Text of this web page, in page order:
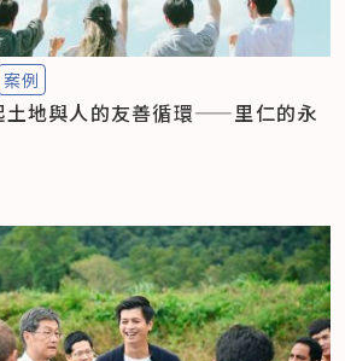
案例
土地與人的友善循環——里仁的永